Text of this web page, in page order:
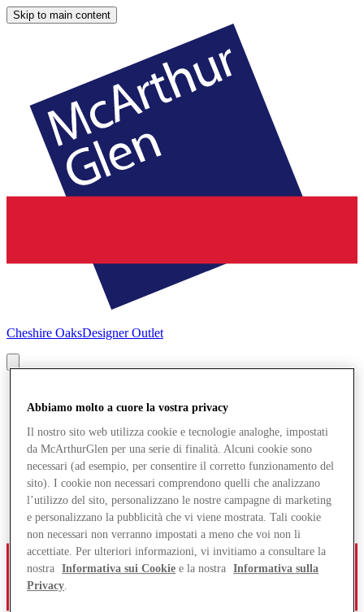
Skip to main content
Cheshire OaksDesigner Outlet
Abbiamo molto a cuore la vostra privacy
Il nostro sito web utilizza cookie e tecnologie analoghe, impostati
da McArthurGlen per una serie di finalità. Alcuni cookie sono
necessari (ad esempio, per consentire il corretto funzionamento del
sito). I cookie non necessari comprendono quelli che analizzano
l’utilizzo del sito, personalizzano le nostre campagne di marketing
e personalizzano la pubblicità che vi viene mostrata. Tali cookie
non necessari non verranno impostati a meno che voi non li
accettiate. Per ulteriori informazioni, vi invitiamo a consultare la
nostra
Informativa sui Cookie e la nostra
Informativa sulla
Privacy